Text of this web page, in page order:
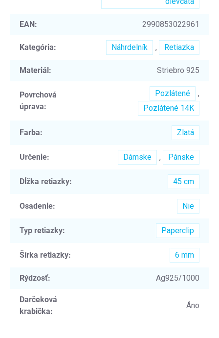
EAN: 2990853022961
Kategória: Náhrdelník , Retiazka
Materiál: Striebro 925
Povrchová
úprava:
Pozlátené
,
Pozlátené 14K
Farba: Zlatá
Určenie: Dámske , Pánske
Dĺžka retiazky: 45 cm
Osadenie: Nie
Typ retiazky: Paperclip
Šírka retiazky: 6 mm
Rýdzosť: Ag925/1000
Darčeková
krabička:
Áno